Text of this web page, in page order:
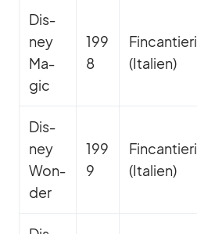
Dis­
ney
Ma­
gic
199
8
Fin­can­tieri
(Ita­lien)
Dis­
ney
Won­
der
199
9
Fin­can­tieri
(Ita­lien)